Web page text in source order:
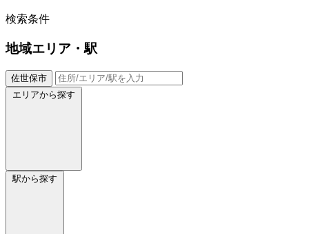
検索条件
地域エリア・駅
佐世保市
エリアから探す
駅から探す